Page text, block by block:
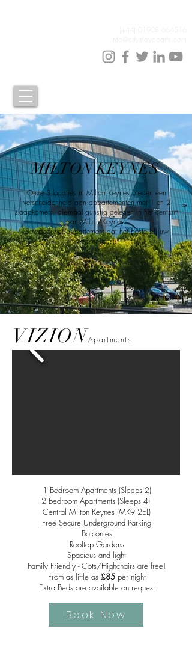
Onze 3 locaties in Milton Keynes bieden een
verscheidenheid aan appartementen met 1 en 2
slaapkamers, allemaal gunstig gelegen in het centrum
van Milton Keynes.
Selecteer het appartement dat het beste bij uw
wensen past.
MILTON KEYNES
1 Bedroom Apartments (Sleeps 2)
2 Bedroom Apartments (Sleeps 4)
Central Milton Keynes (MK9 2EL)
Free Secure Underground Parking
Balconies
Rooftop Gardens
Spacious and light
Family Friendly -Cots/Highchairs are free!
From as little as£85per night
Extra Beds are available on request
Book Now
VIZIONApartments